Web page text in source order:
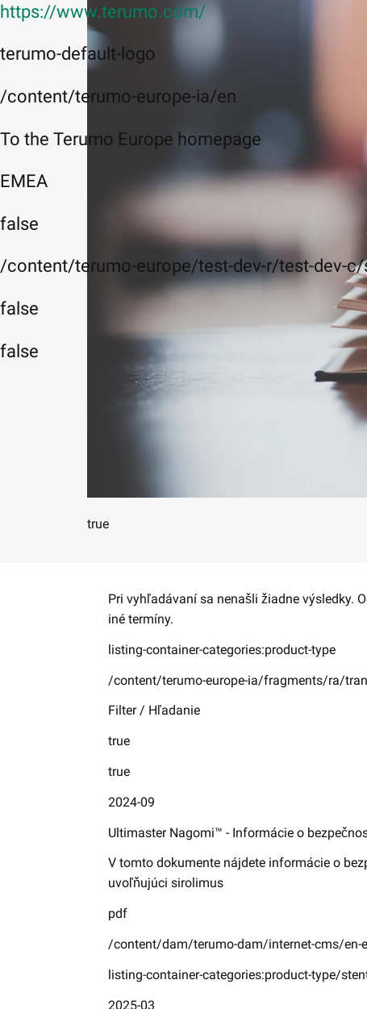
https://www.terumo.com/
terumo-default-logo
/content/terumo-europe-ia/en
To the Terumo Europe homepage
EMEA
false
/content/terumo-europe/test-dev-r/test-dev-
false
false
true
Pri vyhľadávaní sa nenašli žiadne výsledky.
iné termíny.
listing-container-categories:product-type
/content/terumo-europe-ia/fragments/ra/
Filter / Hľadanie
true
true
2024-09
Ultimaster Nagomi™ - Informácie o
V tomto dokumente nájdete informácie o
uvoľňujúci sirolimus
pdf
/content/dam/terumo-dam/internet-cms/en-
listing-container-categories:product-type/
2025-03